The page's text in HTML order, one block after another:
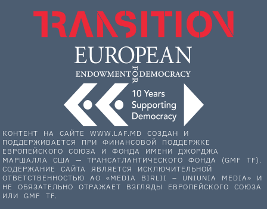
КОНТЕНТ НА САЙТЕ WWW.LAF.MD СОЗДАН И
ПОДДЕРЖИВАЕТСЯ ПРИ ФИНАНСОВОЙ ПОДДЕРЖКЕ
ЕВРОПЕЙСКОГО СОЮЗА И ФОНДА ИМЕНИ ДЖОРДЖА
МАРШАЛЛА США — ТРАНСАТЛАНТИЧЕСКОГО ФОНДА (GMF TF).
СОДЕРЖАНИЕ САЙТА ЯВЛЯЕТСЯ ИСКЛЮЧИТЕЛЬНОЙ
ОТВЕТСТВЕННОСТЬЮ АО «MEDIA BIRLII – UNIUNIA MEDIA» И
НЕ ОБЯЗАТЕЛЬНО ОТРАЖАЕТ ВЗГЛЯДЫ ЕВРОПЕЙСКОГО СОЮЗА
ИЛИ GMF TF.